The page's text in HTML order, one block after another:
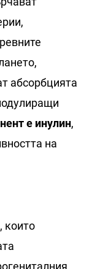
абсорбцията
е инулин,
на
които